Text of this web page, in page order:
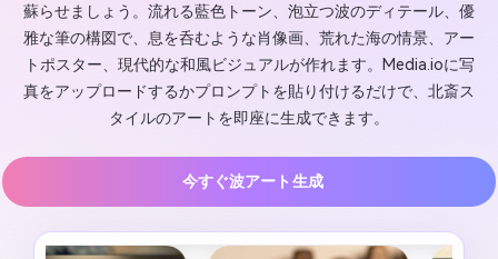
蘇らせましょう。流れる藍色トーン、泡立つ波のディテール、優
雅な筆の構図で、息を呑むような肖像画、荒れた海の情景、アー
トポスター、現代的な和風ビジュアルが作れます。Media.ioに写
真をアップロードするかプロンプトを貼り付けるだけで、北斎ス
タイルのアートを即座に生成できます。
今すぐ波アート生成